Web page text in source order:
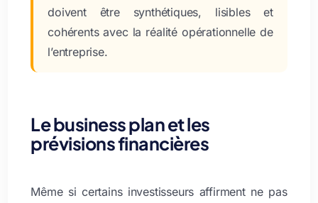
doivent être synthétiques, lisibles et
cohérents avec la réalité opérationnelle de
l’entreprise.
Le business plan et les
prévisions financières
Même si certains investisseurs affirment ne pas